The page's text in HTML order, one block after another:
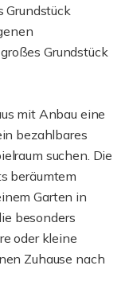
Grundstück
Grundstück
mit Anbau eine
bezahlbares
suchen. Die
beräumtem
Garten in
besonders
oder kleine
Zuhause nach